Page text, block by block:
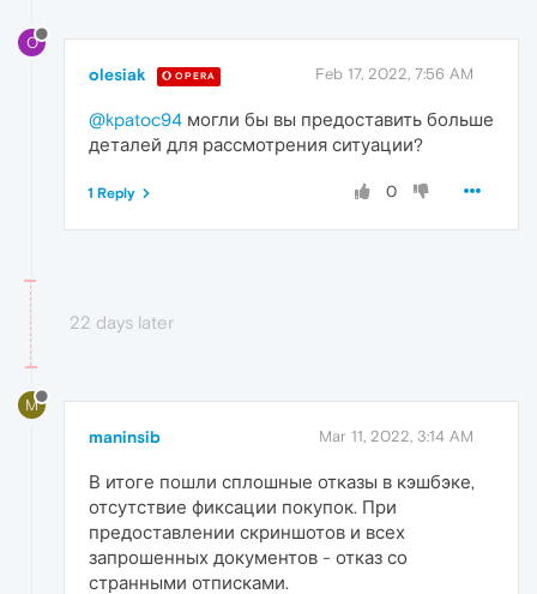
O
olesiak OPERA Feb 17, 2022, 7:56 AM
@kpatoc94 могли бы вы предоставить больше
деталей для рассмотрения ситуации?
0
1 Reply
22 days later
M
maninsib Mar 11, 2022, 3:14 AM
В итоге пошли сплошные отказы в кэшбэке,
отсутствие фиксации покупок. При
предоставлении скриншотов и всех
запрошенных документов - отказ со
странными отписками.